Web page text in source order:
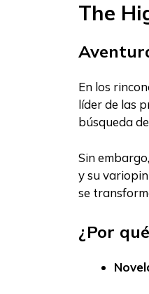
The
En los
líder de las
búsqueda
Sin
y su
se
¿Por